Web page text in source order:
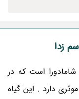
زدا
است که در
دارد . این گیاه